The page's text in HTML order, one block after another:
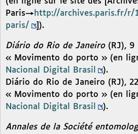
Paris→http://archives.paris.fr/
paris/
]).
Diário do Rio de Janeiro(RJ), 9
« Movimento do porto » (en
Nacional Digital Brasil
).
Diário do Rio de Janeiro (RJ),
« Movimento do porto » (en
Nacional Digital Brasil
).
Annales de la Société